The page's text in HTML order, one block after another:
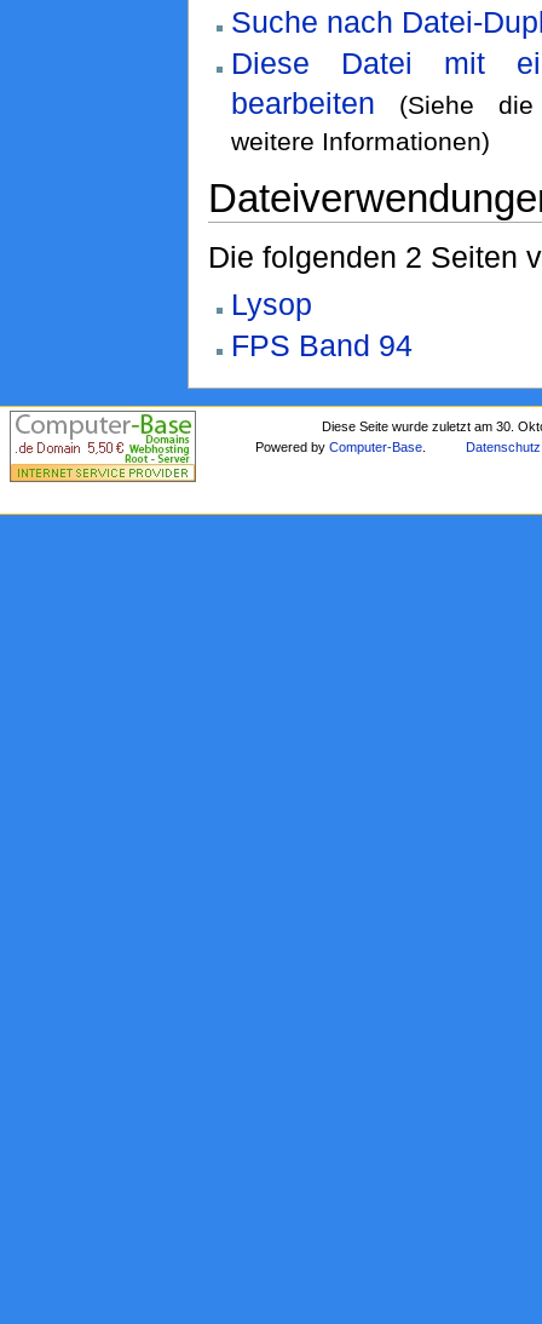
Suche nach Datei-
Diese Datei mit
bearbeiten
(Siehe
weitere Informationen)
Die folgenden 2 Seiten
Lysop
FPS Band 94
Diese Seite wurde zuletzt am 30.
Powered byComputer-Base Datenschutz